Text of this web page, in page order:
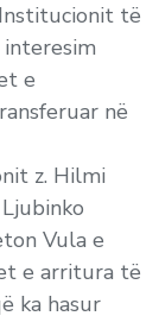
të
e
në
z. Hilmi
Vula e
e arritura të
ka hasur